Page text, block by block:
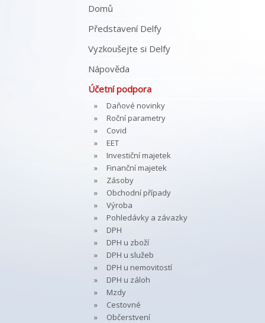
Domů
Představení Delfy
Vyzkoušejte si Delfy
Nápověda
Účetní podpora
Daňové novinky
Roční parametry
Covid
EET
Investiční majetek
Finanční majetek
Zásoby
Obchodní případy
Výroba
Pohledávky a závazky
DPH
DPH u zboží
DPH u služeb
DPH u nemovitostí
DPH u záloh
Mzdy
Cestovné
Občerstvení